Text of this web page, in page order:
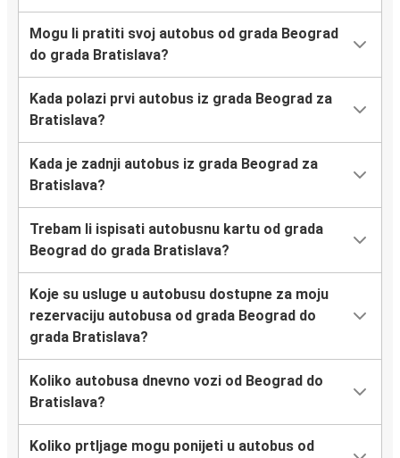
Mogu li pratiti svoj autobus od grada Beograd
do grada Bratislava?
Kada polazi prvi autobus iz grada Beograd za
Bratislava?
Kada je zadnji autobus iz grada Beograd za
Bratislava?
Trebam li ispisati autobusnu kartu od grada
Beograd do grada Bratislava?
Koje su usluge u autobusu dostupne za moju
rezervaciju autobusa od grada Beograd do
grada Bratislava?
Koliko autobusa dnevno vozi od Beograd do
Bratislava?
Koliko prtljage mogu ponijeti u autobus od